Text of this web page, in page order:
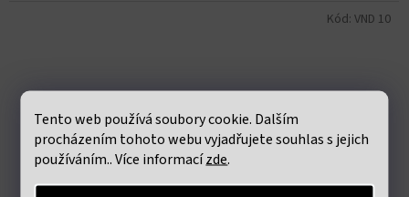
Tento web používá soubory cookie. Dalším
procházením tohoto webu vyjadřujete souhlas s jejich
používáním.. Více informacízde.
Kód: VND 10